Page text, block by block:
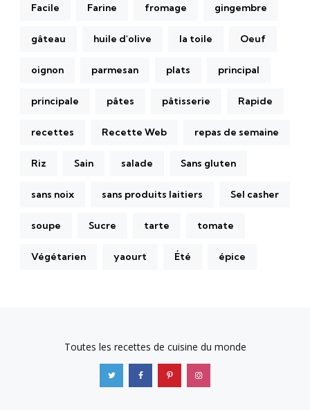
Facile Farine fromage gingembre
gâteau huile d'olive la toile Oeuf
oignon parmesan plats principal
principale pâtes pâtisserie Rapide
recettes Recette Web repas de semaine
Riz Sain salade Sans gluten
sans noix sans produits laitiers Sel casher
soupe Sucre tarte tomate
Végétarien yaourt Été épice
Toutes les recettes de cuisine du monde